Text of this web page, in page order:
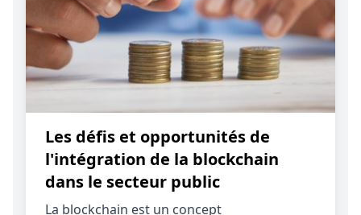
Les défis et opportunités de
l'intégration de la blockchain
dans le secteur public
La blockchain est un concept